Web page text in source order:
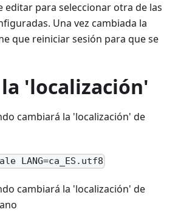
editar para seleccionar otra de las
Una vez cambiada la
que reiniciar sesión para que se
'localización'
cambiará la 'localización' de
LANG=ca_ES.utf8
cambiará la 'localización' de